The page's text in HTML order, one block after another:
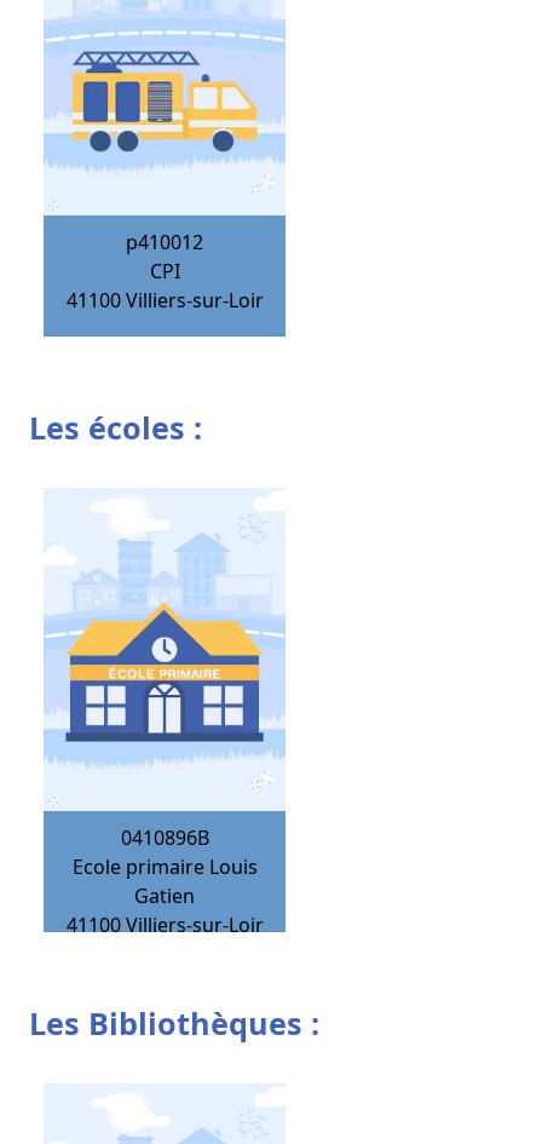
p410012
CPI
41100 Villiers-sur-Loir
Les écoles :
0410896B
Ecole primaire Louis
Gatien
41100 Villiers-sur-Loir
Les Bibliothèques :